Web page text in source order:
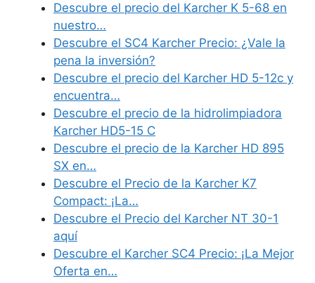
Descubre el precio del Karcher K 5-68 en
nuestro…
Descubre el SC4 Karcher Precio: ¿Vale la
pena la inversión?
Descubre el precio del Karcher HD 5-12c y
encuentra…
Descubre el precio de la hidrolimpiadora
Karcher HD5-15 C
Descubre el precio de la Karcher HD 895
SX en…
Descubre el Precio de la Karcher K7
Compact: ¡La…
Descubre el Precio del Karcher NT 30-1
aquí
Descubre el Karcher SC4 Precio: ¡La Mejor
Oferta en…